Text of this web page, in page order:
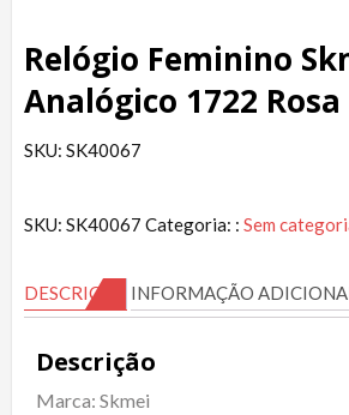
Relógio Feminino
Analógico 1722 Rosa
SKU: SK40067
SKU: SK40067 Categoria: : Sem
DESCRIÇÃO INFORMAÇÃO
Descrição
Marca: Skmei